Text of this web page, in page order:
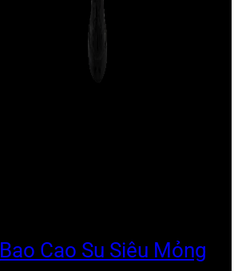
Bao Cao Su Siêu Mỏng